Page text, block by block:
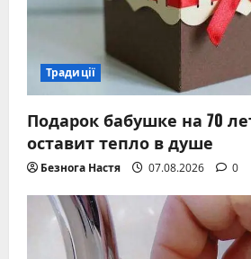
Традиції
Подарок бабушке на 70
оставит тепло в душе
Безнога Настя 07.08.2026 0